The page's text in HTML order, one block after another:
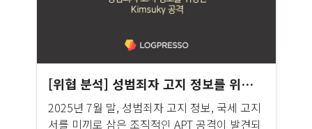
[위협 분석] 성범죄자 고지 정보를 위장한 Kimsuky 공격
2025년 7월 말, 성범죄자 고지 정보, 국세 고지
서를 미끼로 삼은 조직적인 APT 공격이 발견되